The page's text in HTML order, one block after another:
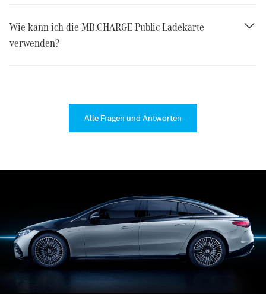
Wie kann ich die MB.CHARGE Public Ladekarte
verwenden?
Alle Fragen und Antworten